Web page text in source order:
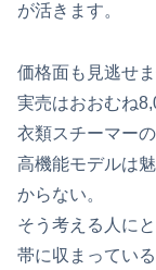
が活きます。
価格面も見逃せま
実売はおおむね
衣類スチーマー
高機能モデルは
からない。
そう考える人に
帯に収まってい